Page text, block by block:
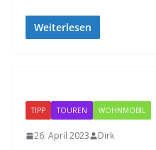
Weiterlesen
TIPP TOUREN WOHNMOBIL
26. April 2023 Dirk